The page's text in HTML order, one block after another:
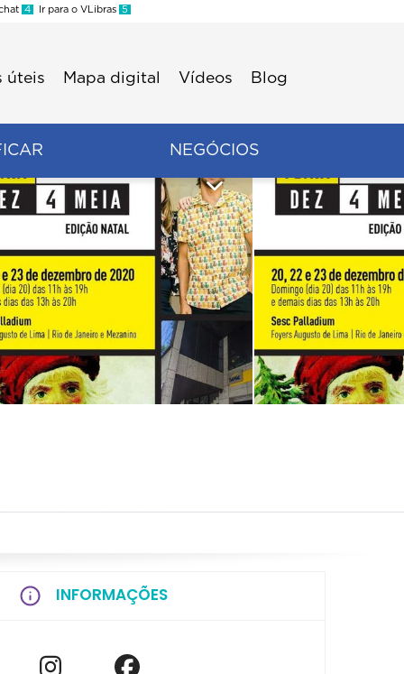
4 Ir para o VLibras 5
úteis Mapa digital Vídeos Blog
NEGÓCIOS
INFORMAÇÕES